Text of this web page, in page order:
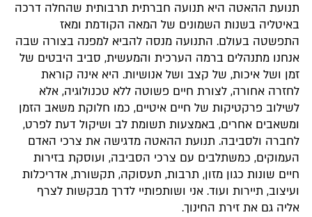
תנועת ההאטה היא תנועה חברתית תרבותית שהחלה דרכה
באיטליה בשנות השמונים של המאה הקודמת ומאז
התפשטה בעולם. התנועה מנסה להביא למפנה בצורה שבה
אנחנו מתנהלים ברמה הערכית והמעשית, סביב היבטים של
זמן ושל איכות, של קצב ושל אנושיות. היא אינה קוראת
לחזרה אחורה, לצורת חיים פשוטה ללא טכנולוגיה, אלא
לשילוב פרקטיקות של חיים איטיים, כמו חלוקת משאב הזמן
ומשאבים אחרים, באמצעות תשומת לב ושיקול דעת לפרט,
לחברה ולסביבה. תנועת ההאטה מדגישה את צרכי האדם
העמוקים, כמשתלבים עם צרכי הסביבה, ועוסקת בזירות
חיים שונות כגון מזון, תרבות, תעסוקה, תקשורת, אדריכלות
ועיצוב, תיירות ועוד. אני ושותפותיי לדרך מבקשות לצרף
אליה גם את זירת החינוך.